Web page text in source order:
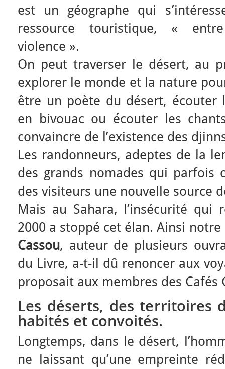
est un géographe qui
ressource touristique, «
violence ».
On peut traverser le désert, au
explorer le monde et la nature
être un poète du désert, écouter
en bivouac ou écouter les
convaincre de l’existence des
Les randonneurs, adeptes de la
des grands nomades qui parfois
des visiteurs une nouvelle source
Mais au Sahara, l’insécurité qui
2000 a stoppé cet élan. Ainsi
Cassou, auteur de plusieurs
du Livre, a-t-il dû renoncer aux
proposait aux membres des Cafés
Les déserts, des territoires
habités et convoités.
Longtemps, dans le désert,
ne laissant qu’une empreinte